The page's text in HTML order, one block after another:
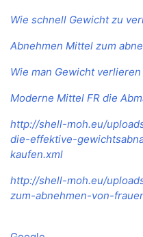
Wie schnell Gewicht zu
Abnehmen Mittel zum
Wie man Gewicht
Moderne Mittel FR die
http://shell-moh.eu/
die-effektive-
kaufen.xml
http://shell-moh.eu/
zum-abnehmen-von-